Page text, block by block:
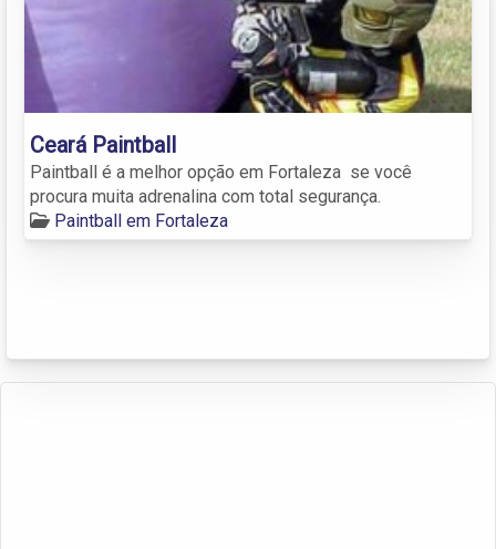
Ceará Paintball
Paintball é a melhor opção em Fortaleza se você
procura muita adrenalina com total segurança.
Paintball em Fortaleza